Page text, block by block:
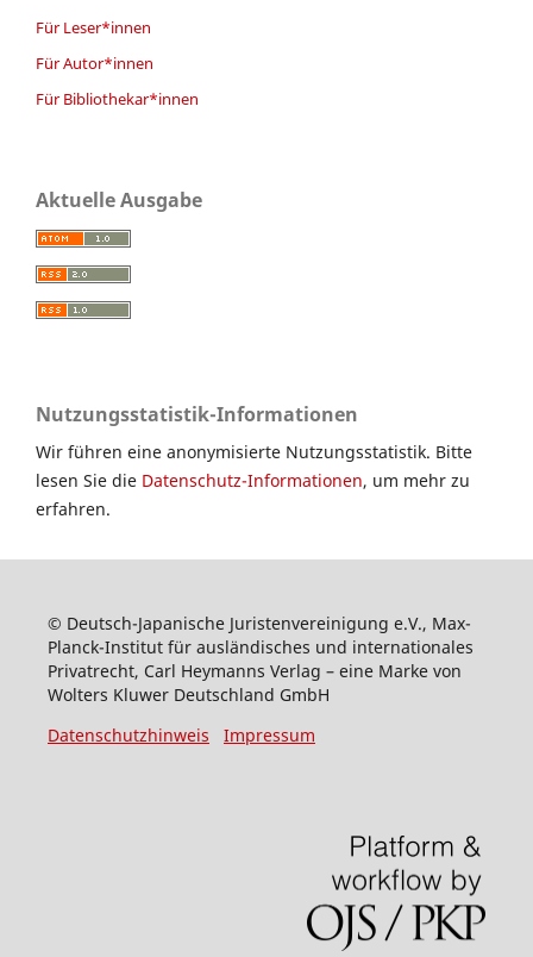
Für Leser*innen
Für Autor*innen
Für Bibliothekar*innen
Aktuelle Ausgabe
Nutzungsstatistik-Informationen
Wir führen eine anonymisierte Nutzungsstatistik. Bitte
lesen Sie die Datenschutz-Informationen, um mehr zu
erfahren.
© Deutsch-Japanische Juristenvereinigung e.V., Max-
Planck-Institut für ausländisches und internationales
Privatrecht, Carl Heymanns Verlag – eine Marke von
Wolters Kluwer Deutschland GmbH
Datenschutzhinweis
Impressum